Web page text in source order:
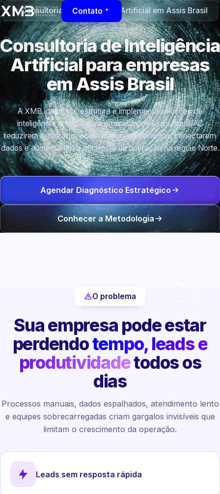
Contato
Consultoria de Inteligência Artificial em Assis Brasil
Consultoria de Inteligência
Artificial para empresas
em Assis Brasil
A XMB identifica, estrutura e implementa soluções de
inteligência artificial para empresas de Assis Brasil/AC
reduzirem retrabalho, acelerarem o atendimento, conectarem
dados e aumentarem a eficiência da operação na região Norte.
Agendar Diagnóstico Estratégico
Conhecer a Metodologia
O problema
Sua empresa pode estar
perdendotempo, leads e
produtividadetodos os
dias
Processos manuais, dados espalhados, atendimento lento
e equipes sobrecarregadas criam gargalos invisíveis que
limitam o crescimento da operação.
Leads sem resposta rápida